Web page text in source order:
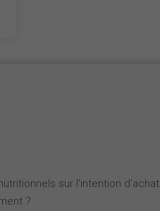
sur l'intention d'achat
?